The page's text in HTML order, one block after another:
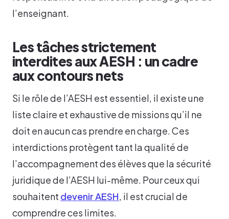
l’enseignant.
Les tâches strictement
interdites aux AESH : un cadre
aux contours nets
Si le rôle de l’AESH est essentiel, il existe une
liste claire et exhaustive de missions qu’il ne
doit en aucun cas prendre en charge. Ces
interdictions protègent tant la qualité de
l’accompagnement des élèves que la sécurité
juridique de l’AESH lui-même. Pour ceux qui
souhaitent devenir AESH, il est crucial de
comprendre ces limites.